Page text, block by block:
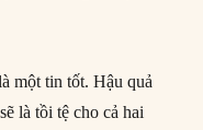
một tin tốt. Hậu quả
là tồi tệ cho cả hai